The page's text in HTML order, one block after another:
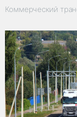
Коммерческий